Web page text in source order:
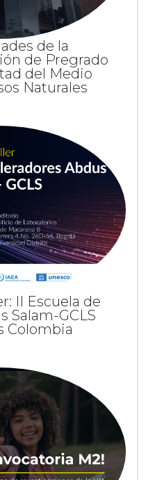
de la
de Pregrado
del Medio
Naturales
II Escuela de
Salam-GCLS
Colombia